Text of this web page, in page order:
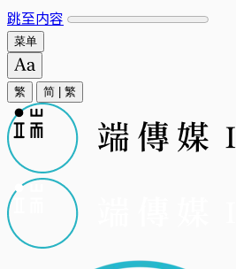
跳至内容
菜单
繁 简 繁